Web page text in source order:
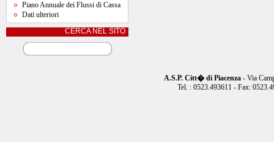
Piano Annuale dei Flussi di Cassa
Dati ulteriori
CERCA NEL SITO
A.S.P. Citt� di Piacenza - Via
Tel. : 0523.493611 - Fax: